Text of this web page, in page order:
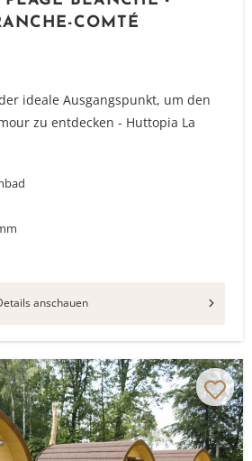
COMTÉ
ideale Ausgangspunkt, um den
zu entdecken - Huttopia La
anschauen